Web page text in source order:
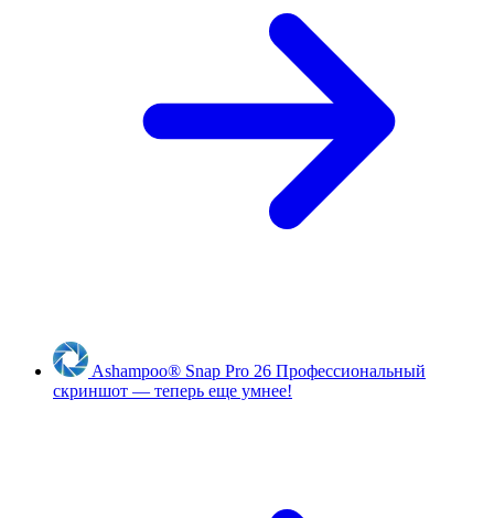
Ashampoo® Snap Pro 26 Профессиональный
скриншот — теперь еще умнее!